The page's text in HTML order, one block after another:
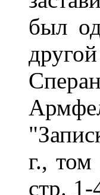
был
г.,
стр.